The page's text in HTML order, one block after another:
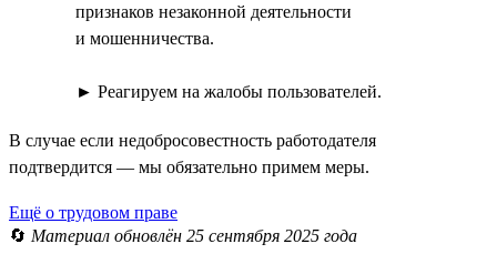
признаков незаконной деятельности
и мошенничества.
► Реагируем на жалобы пользователей.
В случае если недобросовестность работодателя
подтвердится — мы обязательно примем меры.
Ещё о трудовом праве
🔄 Материал обновлён 25 сентября 2025 года